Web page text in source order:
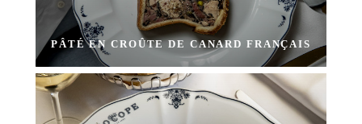
PÂTÉ EN CROÛTE DE CANARD FRANÇAIS